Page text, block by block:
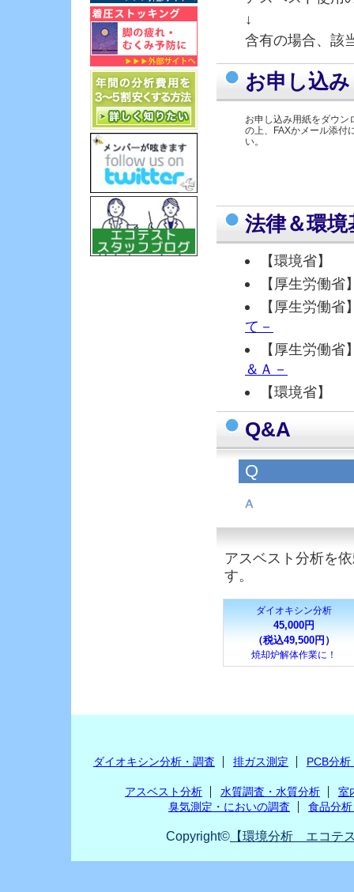
食品分析・残留農薬分
細菌・カビ・微生物分
析
虫の同定
材料分析
↓
含有の場合、該
お申し込み
お申し込み用紙をダウン
の上、FAXかメール添付
い。
法律＆環境
【環境省
【厚生労働省
【厚生労働省
て－
【厚生労働省
＆Ａ－
【環境省
Q&A
Q
アスベスト分析を
す。
ダイオキシン分析
45,000円
（税込49,500円）
焼却炉解体作業に！
ダイオキシン分析・調査 排ガス測定 PCB分
アスベスト分析 水質調査・水質分析
室
臭気測定・においの調査
食品分
Copyright© 【環境分析 エコテ